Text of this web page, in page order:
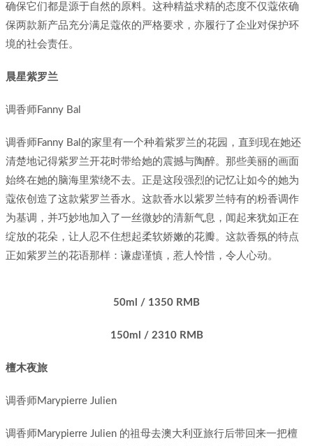
确保它们都是源于自然的原料。这种精益求精的态度不仅蔻依确
保两款新产品充分满足蔻依的严格要求，亦履行了企业对保护环
境的社会责任。
晨星紫罗兰
调香师Fanny Bal
调香师Fanny Bal的家里有一个种着紫罗兰的花园，直到现在她还
清楚地记得紫罗兰开花时带给她的震撼与陶醉。那些美丽的画面
始终在她的脑海里萦绕不去。正是这段强烈的记忆让如今的她为
蔻依创造了这款紫罗兰香水。这款香水以紫罗兰特有的粉香调作
为基调，并巧妙地加入了一丝微妙的清新气息，闻起来犹如正在
绽放的花朵，让人忍不住想起柔软娇嫩的花瓣。这款香氛的特点
正如紫罗兰的花语那样：谦虚谨慎，惹人怜惜，令人心动。
50ml / 1350 RMB
150ml / 2310 RMB
檀木夜旅
调香师Marypierre Julien
调香师Marypierre Julien 的祖母去澳大利亚旅行后带回来一把檀